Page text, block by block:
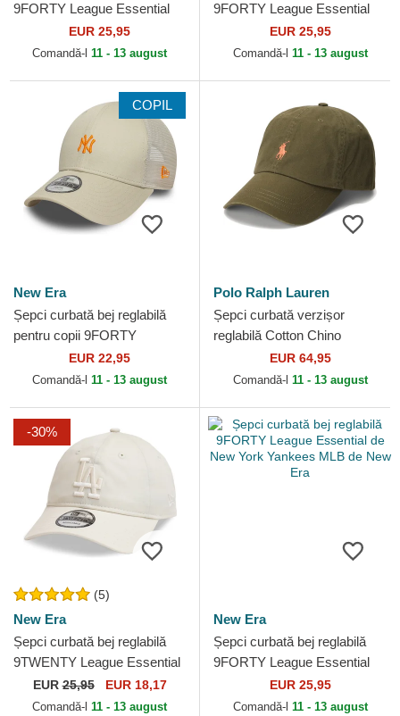
9FORTY League Essential
de New York Yankees MLB
de New Era
EUR 25,95
Comandă-l 11 - 13 august
9FORTY League Essential
Poly de New York Yankees
MLB de New Era
EUR 25,95
Comandă-l 11 - 13 august
COPIL
New Era
Șepci curbată bej reglabilă
pentru copii 9FORTY
Homefield de New York
Yankees MLB de New Era
EUR 22,95
Comandă-l 11 - 13 august
Polo Ralph Lauren
Șepci curbată verzișor
reglabilă Cotton Chino
Classic Sport de Polo Ralph
Lauren
EUR 64,95
Comandă-l 11 - 13 august
-30%
(5)
New Era
Șepci curbată bej reglabilă
9TWENTY League Essential
de Los Angeles Dodgers
MLB de New Era
EUR25,95 EUR 18,17
Comandă-l 11 - 13 august
New Era
Șepci curbată bej reglabilă
9FORTY League Essential
de New York Yankees MLB
de New Era
EUR 25,95
Comandă-l 11 - 13 august